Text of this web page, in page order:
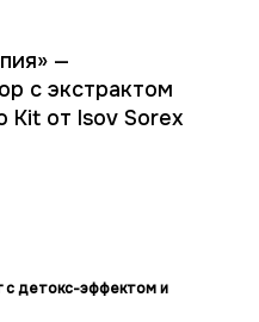
—
с экстрактом
Kit от Isov Sorex
с детокс-эффектом и